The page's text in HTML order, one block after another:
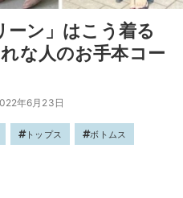
ン」はこう着る
な人のお手本コー
年6月23日
トップス ボトムス